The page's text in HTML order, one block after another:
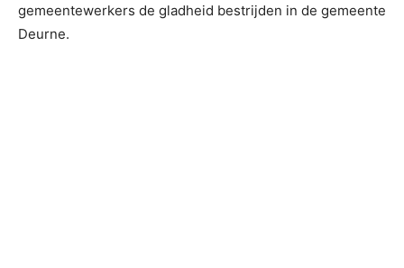
gemeentewerkers de gladheid bestrijden in de gemeente
Deurne.